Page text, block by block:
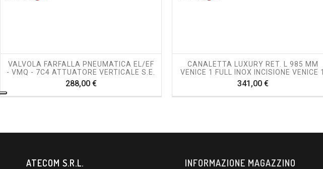
VALVOLA FARFALLA PNEUMATICA EL/EF
- VMQ - 7C4 ATTUATORE VERTICALE S.E.
288,00 €Prezzo
CANALETTA LUXURY RET. L 985 MM
VENICE 1 FULL INOX INCISIONE VENICE 1
341,00 €Prezzo
ATECOM S.R.L. INFORMAZIONE MAGAZZINO